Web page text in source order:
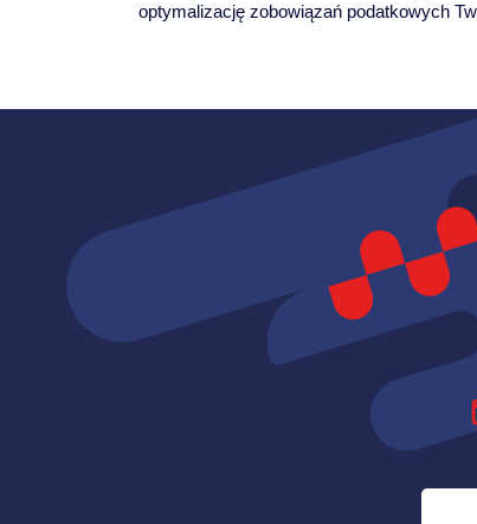
optymalizację zobowiązań podatkowych